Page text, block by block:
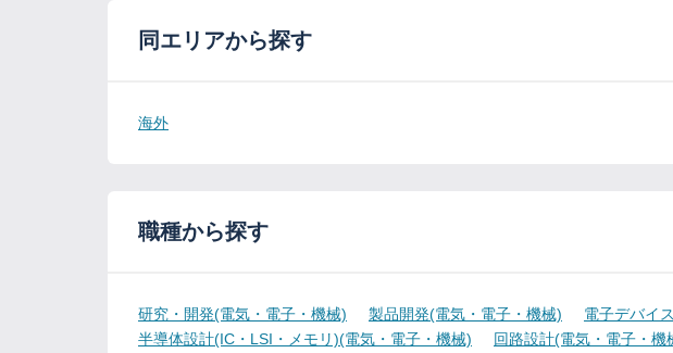
同エリアから探す
海外
職種から探す
研究・開発(電気・電子・機械) 製品開発(電気・電子・機械)
電子デバイ
半導体設計(IC・LSI・メモリ)(電気・電子・機械)
回路設計(電気・電子・機